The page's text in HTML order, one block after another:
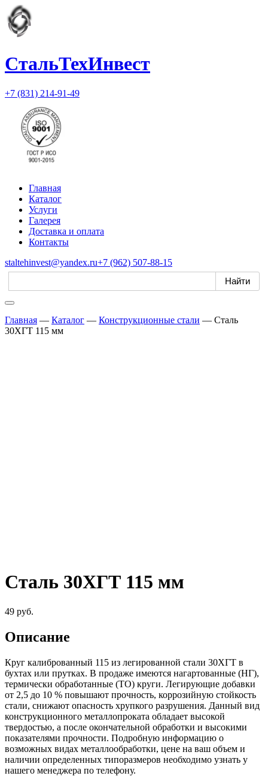
СтальТехИнвест
+7 (831) 214-91-49
Главная
Каталог
Услуги
Галерея
Доставка и оплата
Контакты
staltehinvest@yandex.ru+7 (962) 507-88-15
Главная — Каталог — Конструкционные стали — Сталь
30ХГТ 115 мм
Сталь 30ХГТ 115 мм
49 руб.
Описание
Круг калиброванный 115 из легированной стали 30ХГТ в
бухтах или прутках. В продаже имеются нагартованные (НГ),
термически обработанные (ТО) круги. Легирующие добавки
от 2,5 до 10 % повышают прочность, коррозийную стойкость
стали, снижают опасность хрупкого разрушения. Данный вид
конструкционного металлопроката обладает высокой
твердостью, а после окончательной обработки и высокими
показателями прочности. Подробную информацию о
возможных видах металлообработки, цене на ваш объем и
наличии определенных типоразмеров необходимо узнать у
нашего менеджера по телефону.